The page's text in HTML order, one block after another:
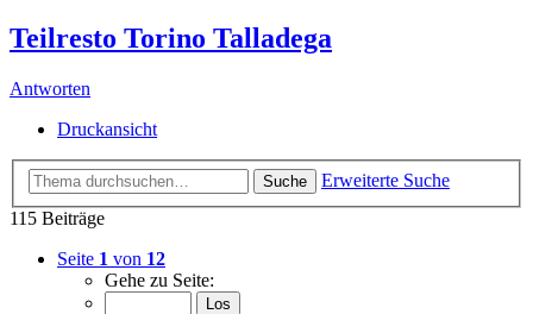
Teilresto Torino Talladega
Antworten
Druckansicht
Suche
Erweiterte Suche
115 Beiträge
Seite 1 von 12
Gehe zu Seite: